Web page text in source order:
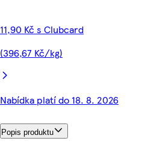
11,90 Kč s Clubcard
(396,67 Kč/kg)
Nabídka platí do 18. 8. 2026
Popis produktu